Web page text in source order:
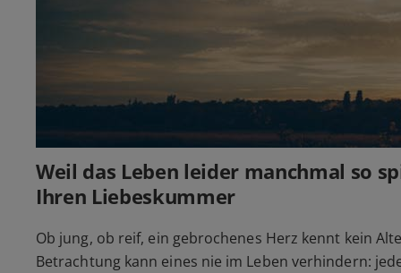
Weil das Leben leider manchmal so
Ihren Liebeskummer
Ob jung, ob reif, ein gebrochenes Herz kennt kein
Betrachtung kann eines nie im Leben verhindern: